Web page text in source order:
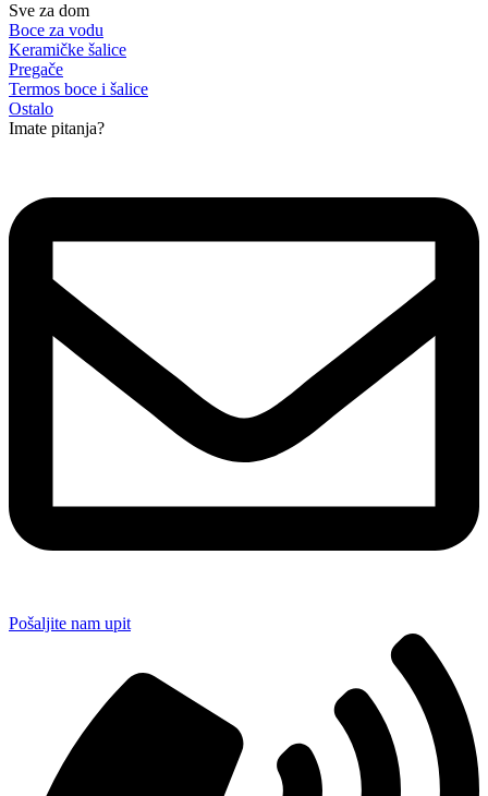
Sve za dom
Boce za vodu
Keramičke šalice
Pregače
Termos boce i šalice
Ostalo
Imate pitanja?
Pošaljite nam upit